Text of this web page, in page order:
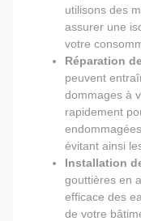
utilisons des
assurer une
votre
Réparation
peuvent
dommages à
rapidement
évitant ainsi
Installation
gouttières en
efficace des
de votre